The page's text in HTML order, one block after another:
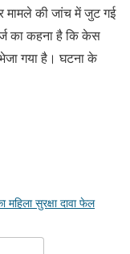
मामले की जांच में जुट गई
का कहना है कि केस
गया है। घटना के
महिला सुरक्षा दावा फेल